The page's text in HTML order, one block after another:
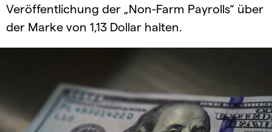
Veröffentlichung der „Non-Farm Payrolls“ über
der Marke von 1,13 Dollar halten.